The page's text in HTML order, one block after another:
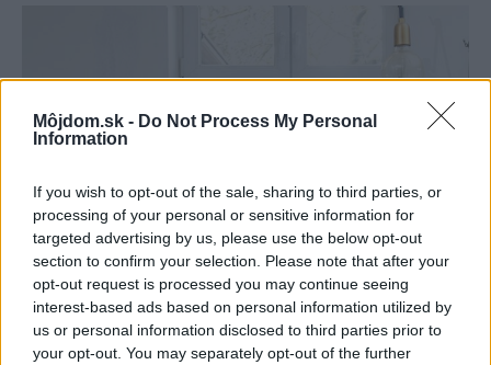
Môjdom.sk - Do Not Process My Personal
Information
If you wish to opt-out of the sale, sharing to third parties, or
processing of your personal or sensitive information for
targeted advertising by us, please use the below opt-out
section to confirm your selection. Please note that after your
opt-out request is processed you may continue seeing
interest-based ads based on personal information utilized by
us or personal information disclosed to third parties prior to
your opt-out. You may separately opt-out of the further